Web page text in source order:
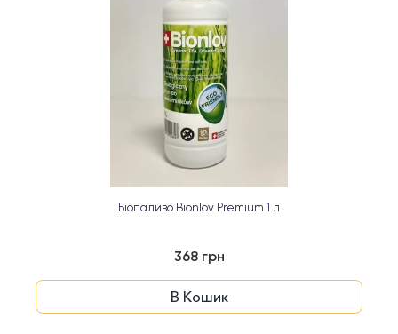
Біопаливо Bionlov Premium 1 л
368 грн
В Кошик